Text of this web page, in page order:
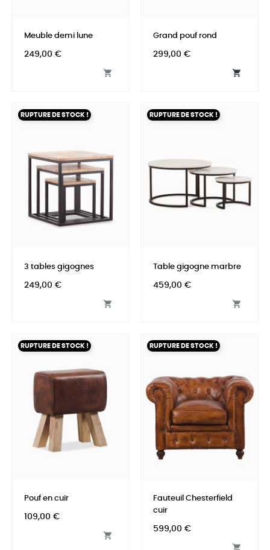
Meuble demi lune
Prix
249,00 €

Grand pouf rond
Prix
299,00 €

RUPTURE DE STOCK !
3 tables gigognes
Prix
249,00 €

RUPTURE DE STOCK !
Table gigogne marbre
Prix
459,00 €

RUPTURE DE STOCK !
Pouf en cuir
Prix
109,00 €

RUPTURE DE STOCK !
Fauteuil Chesterfield
cuir
Prix
599,00 €
